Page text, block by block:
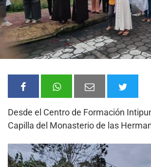
Desde el Centro de Formación
Capilla del Monasterio de las